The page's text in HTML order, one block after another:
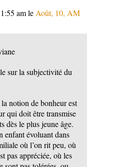
1:55 amle Août, 10, AM
sur la subjectivité du
la notion de bonheur est
qui doit être transmise
dès le plus jeune âge.
enfant évoluant dans
où l’on rit peu, où
pas appréciée, où les